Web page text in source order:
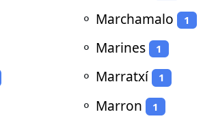
⚬ Marchamalo 1
⚬ Marines 1
⚬ Marratxí 1
⚬ Marron 1